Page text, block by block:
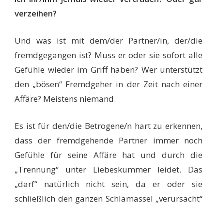
verzeihen?
Und was ist mit dem/der Partner/in, der/die
fremdgegangen ist? Muss er oder sie sofort alle
Gefühle wieder im Griff haben? Wer unterstützt
den „bösen“ Fremdgeher in der Zeit nach einer
Affäre? Meistens niemand.
Es ist für den/die Betrogene/n hart zu erkennen,
dass der fremdgehende Partner immer noch
Gefühle für seine Affäre hat und durch die
„Trennung“ unter Liebeskummer leidet. Das
„darf“ natürlich nicht sein, da er oder sie
schließlich den ganzen Schlamassel „verursacht“